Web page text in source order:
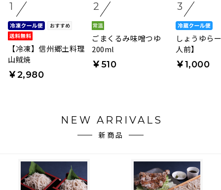
1
【冷凍】信州郷土料理
山賊焼
￥2,980
2
ごまくるみ味噌つゆ
200ml
￥510
3
しょうゆら
人前】
￥1,000
NEW ARRIVALS
新商品